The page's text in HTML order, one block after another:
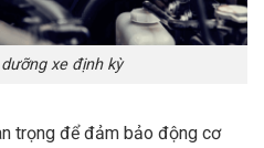
xe định kỳ
trọng để đảm bảo động cơ